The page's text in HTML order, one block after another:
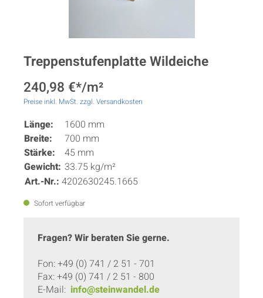
Treppenstufenplatte Wildeiche
240,98 €*/m²
Preise inkl. MwSt. zzgl. Versandkosten
Länge:
1600 mm
Breite:
700 mm
Stärke:
45 mm
Gewicht: 33.75 kg/m²
Art.-Nr.: 4202630245.1665
Sofort verfügbar
Fragen? Wir beraten Sie gerne.
Fon: +49 (0) 741 / 2 51 - 701
Fax: +49 (0) 741 / 2 51 - 800
E-Mail: info@steinwandel.de